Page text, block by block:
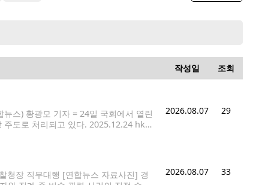
작성일 조회
스) 황광모 기자 = 24일 국회에서 열린
주도로 처리되고 있다. 2025.12.24 hkm
2026.08.07 29
청장 직무대행 [연합뉴스 자료사진] 경
2026.08.07 33